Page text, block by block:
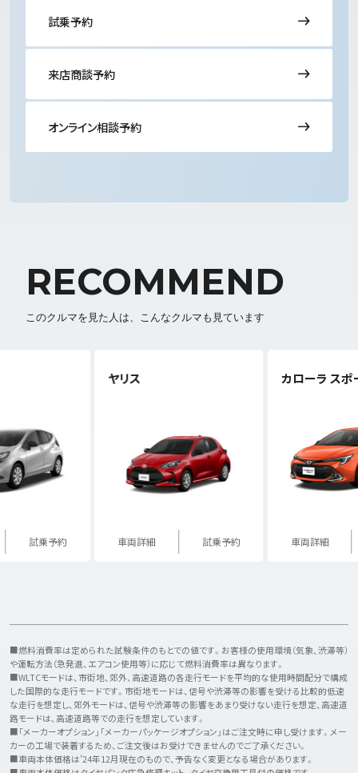
試乗予約
来店商談予約
オンライン相談予約
RECOMMEND
このクルマを見た人は、こんなクルマも見ています
試乗予約
ヤリス
車両詳細 試乗予約
カローラ スポ
車両詳細
■燃料消費率は定められた試験条件のもとでの値です。お客様の使用環境（気象、渋滞等）
や運転方法（急発進、エアコン使用等）に応じて燃料消費率は異なります。
■WLTCモードは、市街地、郊外、高速道路の各走行モードを平均的な使用時間配分で構成
した国際的な走行モードです。市街地モードは、信号や渋滞等の影響を受ける比較的低速
な走行を想定し、郊外モードは、信号や渋滞等の影響をあまり受けない走行を想定、高速道
路モードは、高速道路等での走行を想定しています。
■「メーカーオプション」「メーカーパッケージオプション」はご注文時に申し受けます。メー
カーの工場で装着するため、ご注文後はお受けできませんのでご了承ください。
■車両本体価格は’24年12月現在のもので、予告なく変更となる場合があります。